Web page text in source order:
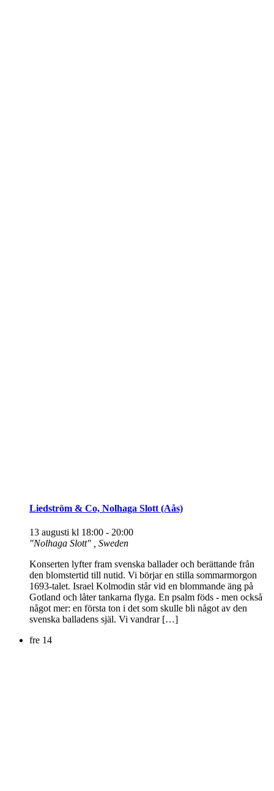
Liedström & Co, Nolhaga Slott (Aås)
13 augusti kl 18:00 - 20:00
"Nolhaga Slott"
, Sweden
Konserten lyfter fram svenska ballader och berättande från
den blomstertid till nutid. Vi börjar en stilla sommarmorgon
1693-talet. Israel Kolmodin står vid en blommande äng på
Gotland och låter tankarna flyga. En psalm föds - men också
något mer: en första ton i det som skulle bli något av den
svenska balladens själ. Vi vandrar […]
fre 14